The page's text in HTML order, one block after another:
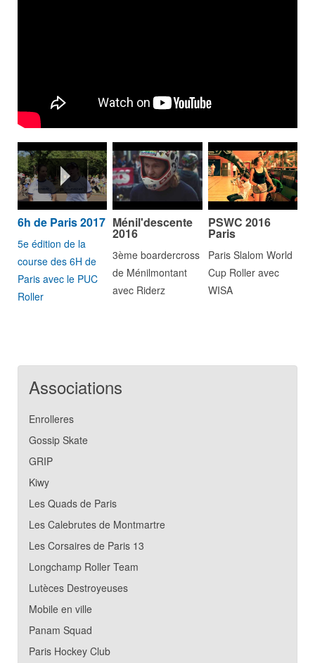
6h de Paris 2017
5e édition de la
course des 6H de
Paris avec le PUC
Roller
Ménil'descente
2016
3ème boardercross
de Ménilmontant
avec Riderz
PSWC 2016
Paris
Paris Slalom World
Cup Roller avec
WISA
Associations
Enrolleres
Gossip Skate
GRIP
Kiwy
Les Quads de Paris
Les Calebrutes de Montmartre
Les Corsaires de Paris 13
Longchamp Roller Team
Lutèces Destroyeuses
Mobile en ville
Panam Squad
Paris Hockey Club